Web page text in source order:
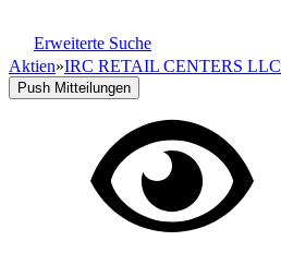
Erweiterte Suche
Aktien»IRC RETAIL CENTERS LLC
Push Mitteilungen